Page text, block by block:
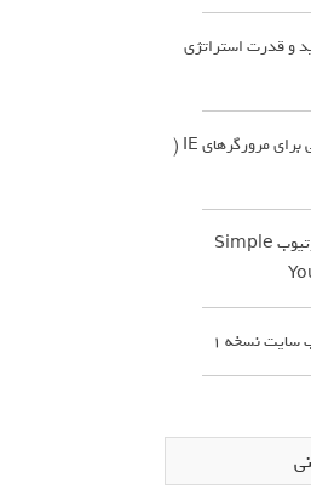
و قدرت استراتژی
آموزش شیوه صحیح کدنویسی برای مرورگرهای IE (
اسکریپت دانلودر ویدیو از یوتیوب Simple
سایت نسخه 1